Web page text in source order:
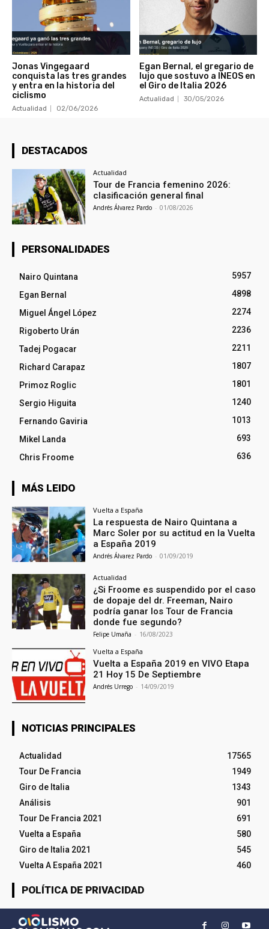
Jonas Vingegaard
conquista las tres grandes
y entra en la historia del
ciclismo
Actualidad 02/06/2026
Egan Bernal, el gregario de
lujo que sostuvo a INEOS en
el Giro de Italia 2026
Actualidad 30/05/2026
DESTACADOS
Actualidad
Tour de Francia femenino 2026:
clasificación general final
Andrés Álvarez Pardo - 01/08/2026
PERSONALIDADES
Nairo Quintana
5957
Egan Bernal
4898
Miguel Ángel López
2274
Rigoberto Urán
2236
Tadej Pogacar
2211
Richard Carapaz
1807
Primoz Roglic
1801
Sergio Higuita
1240
Fernando Gaviria
1013
Mikel Landa
693
Chris Froome
636
MÁS LEIDO
Vuelta a España
La respuesta de Nairo Quintana a
Marc Soler por su actitud en la Vuelta
a España 2019
Andrés Álvarez Pardo - 01/09/2019
Actualidad
¿Si Froome es suspendido por el caso
de dopaje del dr. Freeman, Nairo
podría ganar los Tour de Francia
donde fue segundo?
Felipe Umaña - 16/08/2023
Vuelta a España
Vuelta a España 2019 en VIVO Etapa
21 Hoy 15 De Septiembre
Andrés Urrego - 14/09/2019
NOTICIAS PRINCIPALES
Actualidad
17565
Tour De Francia
1949
Giro de Italia
1343
Análisis
901
Tour De Francia 2021
691
Vuelta a España
580
Giro de Italia 2021
545
Vuelta A España 2021
460
POLÍTICA DE PRIVACIDAD